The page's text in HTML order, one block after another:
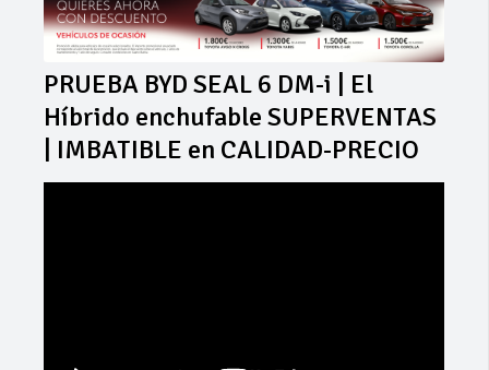
PRUEBA BYD SEAL 6 DM-i | El
Híbrido enchufable SUPERVENTAS
| IMBATIBLE en CALIDAD-PRECIO